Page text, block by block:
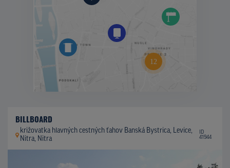
BILLBOARD
križovatka hlavných cestných ťahov Banská Bystrica, Levice,
Nitra, Nitra
ID
41944